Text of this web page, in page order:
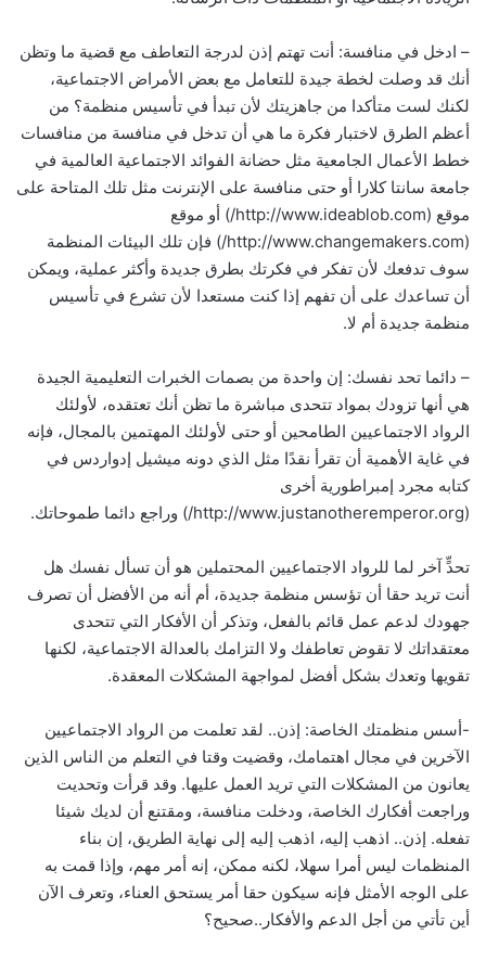
– ادخل في منافسة: أنت تهتم إذن لدرجة التعاطف مع قضية ما وتظن
أنك قد وصلت لخطة جيدة للتعامل مع بعض الأمراض الاجتماعية،
لكنك لست متأكدا من جاهزيتك لأن تبدأ في تأسيس منظمة؟ من
أعظم الطرق لاختبار فكرة ما هي أن تدخل في منافسة من منافسات
خطط الأعمال الجامعية مثل حضانة الفوائد الاجتماعية العالمية في
جامعة سانتا كلارا أو حتى منافسة على الإنترنت مثل تلك المتاحة على
موقع (http://www.ideablob.com/) أو موقع
(http://www.changemakers.com/) فإن تلك البيئات المنظمة
سوف تدفعك لأن تفكر في فكرتك بطرق جديدة وأكثر عملية، ويمكن
أن تساعدك على أن تفهم إذا كنت مستعدا لأن تشرع في تأسيس
منظمة جديدة أم لا.
– دائما تحد نفسك: إن واحدة من بصمات الخبرات التعليمية الجيدة
هي أنها تزودك بمواد تتحدى مباشرة ما تظن أنك تعتقده، لأولئك
الرواد الاجتماعيين الطامحين أو حتى لأولئك المهتمين بالمجال، فإنه
في غاية الأهمية أن تقرأ نقدًا مثل الذي دونه ميشيل إدواردس في
كتابه مجرد إمبراطورية أخرى
(http://www.justanotheremperor.org/) وراجع دائما طموحاتك.
تحدٍّ آخر لما للرواد الاجتماعيين المحتملين هو أن تسأل نفسك هل
أنت تريد حقا أن تؤسس منظمة جديدة، أم أنه من الأفضل أن تصرف
جهودك لدعم عمل قائم بالفعل، وتذكر أن الأفكار التي تتحدى
معتقداتك لا تقوض تعاطفك ولا التزامك بالعدالة الاجتماعية، لكنها
تقويها وتعدك بشكل أفضل لمواجهة المشكلات المعقدة.
-أسس منظمتك الخاصة: إذن.. لقد تعلمت من الرواد الاجتماعيين
الآخرين في مجال اهتمامك، وقضيت وقتا في التعلم من الناس الذين
يعانون من المشكلات التي تريد العمل عليها. وقد قرأت وتحديت
وراجعت أفكارك الخاصة، ودخلت منافسة، ومقتنع أن لديك شيئا
تفعله. إذن.. اذهب إليه، اذهب إليه إلى نهاية الطريق، إن بناء
المنظمات ليس أمرا سهلا، لكنه ممكن، إنه أمر مهم، وإذا قمت به
على الوجه الأمثل فإنه سيكون حقا أمر يستحق العناء، وتعرف الآن
أين تأتي من أجل الدعم والأفكار..صحيح؟